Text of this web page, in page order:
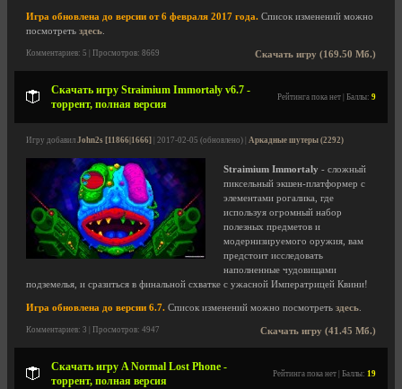
Игра обновлена до версии от 6 февраля 2017 года. Список изменений можно
посмотреть здесь
Скачать игру (169.50 Мб.)
Комментариев: 5 | Просмотров: 8669
Скачать игру Straimium Immortaly v6.7 -
торрент, полная версия
Рейтинга пока нет | Баллы: 9
Игру добавил John2s [11866|1666] | 2017-02-05 (обновлено) | Аркадные шутеры (2292)
Straimium Immortaly - сложный
пиксельный экшен-платформер с
элементами рогалика, где
используя огромный набор
полезных предметов и
модернизируемого оружия, вам
предстоит исследовать
наполненные чудовищами
подземелья, и сразиться в финальной схватке с ужасной Императрицей Квини!
Игра обновлена до версии 6.7. Список изменений можно посмотреть здесь
Скачать игру (41.45 Мб.)
Комментариев: 3 | Просмотров: 4947
Скачать игру A Normal Lost Phone -
торрент, полная версия
Рейтинга пока нет | Баллы: 19